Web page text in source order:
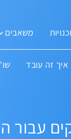
משאבים
איך זה עובד
עבור